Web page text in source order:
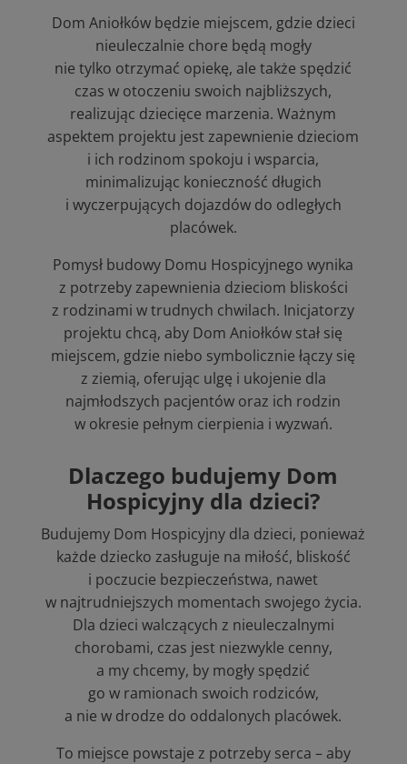
Dom Aniołków będzie miejscem, gdzie dzieci
nieuleczalnie chore będą mogły
nie tylko otrzymać opiekę, ale także spędzić
czas w otoczeniu swoich najbliższych,
realizując dziecięce marzenia. Ważnym
aspektem projektu jest zapewnienie dzieciom
i ich rodzinom spokoju i wsparcia,
minimalizując konieczność długich
i wyczerpujących dojazdów do odległych
placówek.
Pomysł budowy Domu Hospicyjnego wynika
z potrzeby zapewnienia dzieciom bliskości
z rodzinami w trudnych chwilach. Inicjatorzy
projektu chcą, aby Dom Aniołków stał się
miejscem, gdzie niebo symbolicznie łączy się
z ziemią, oferując ulgę i ukojenie dla
najmłodszych pacjentów oraz ich rodzin
w okresie pełnym cierpienia i wyzwań.
Dlaczego budujemy Dom
Hospicyjny dla dzieci?
Budujemy Dom Hospicyjny dla dzieci, ponieważ
każde dziecko zasługuje na miłość, bliskość
i poczucie bezpieczeństwa, nawet
w najtrudniejszych momentach swojego życia.
Dla dzieci walczących z nieuleczalnymi
chorobami, czas jest niezwykle cenny,
a my chcemy, by mogły spędzić
go w ramionach swoich rodziców,
a nie w drodze do oddalonych placówek.
To miejsce powstaje z potrzeby serca – aby